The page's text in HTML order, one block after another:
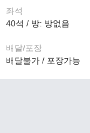
좌석
40석 / 방: 방없음
배달/포장
배달불가 / 포장가능